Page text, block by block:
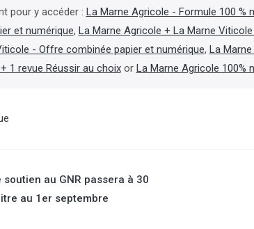
pour y accéder : La Marne Agricole - Formule 100 %
et numérique, La Marne Agricole + La Marne
- Offre combinée papier et numérique, La
1 revue Réussir au choixor La Marne Agricole 100%
soutien au GNR passera à 30
au 1er septembre